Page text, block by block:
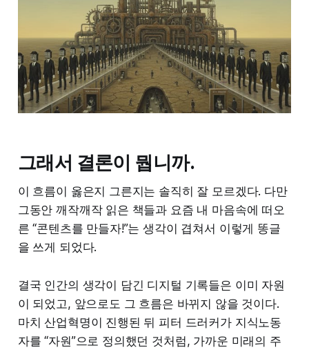
그래서 결론이 뭡니까.
이 흐름이 옳은지 그른지는 솔직히 잘 모르겠다. 다만
그동안 깨작깨작 읽은 책들과 요즘 내 마음속에 떠오
른 “콘텐츠를 만들자!”는 생각이 겹쳐서 이렇게 똥글
을 쓰게 되었다.
결국 인간의 생각이 담긴 디지털 기록들은 이미 자원
이 되었고, 앞으로도 그 흐름은 바뀌지 않을 것이다.
마치 산업혁명이 진행된 뒤 피터 드러커가 지식노동
자를 “자원”으로 정의했던 것처럼, 가까운 미래의 주